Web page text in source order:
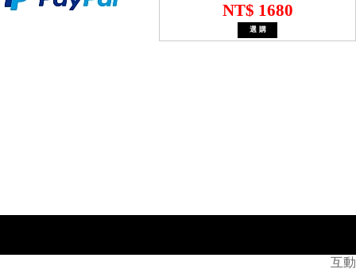
NT$ 1680
互